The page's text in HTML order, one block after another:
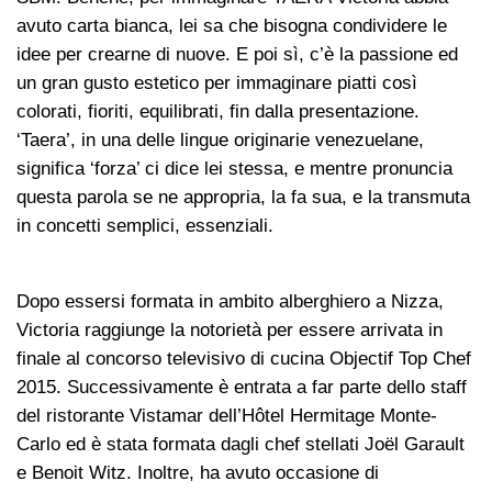
avuto carta bianca, lei sa che bisogna condividere le
idee per crearne di nuove. E poi sì, c’è la passione ed
un gran gusto estetico per immaginare piatti così
colorati, fioriti, equilibrati, fin dalla presentazione.
‘Taera’, in una delle lingue originarie venezuelane,
significa ‘forza’ ci dice lei stessa, e mentre pronuncia
questa parola se ne appropria, la fa sua, e la transmuta
in concetti semplici, essenziali.
Dopo essersi formata in ambito alberghiero a Nizza,
Victoria raggiunge la notorietà per essere arrivata in
finale al concorso televisivo di cucina Objectif Top Chef
2015. Successivamente è entrata a far parte dello staff
del ristorante Vistamar dell’Hôtel Hermitage Monte-
Carlo ed è stata formata dagli chef stellati Joël Garault
e Benoit Witz. Inoltre, ha avuto occasione di